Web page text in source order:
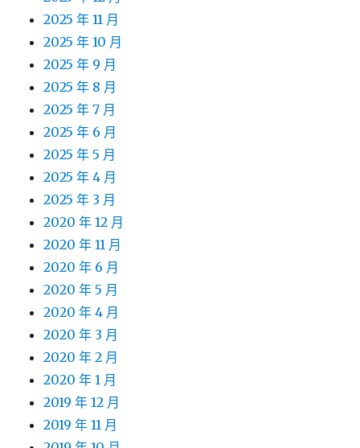
2025 年 11 月
2025 年 10 月
2025 年 9 月
2025 年 8 月
2025 年 7 月
2025 年 6 月
2025 年 5 月
2025 年 4 月
2025 年 3 月
2020 年 12 月
2020 年 11 月
2020 年 6 月
2020 年 5 月
2020 年 4 月
2020 年 3 月
2020 年 2 月
2020 年 1 月
2019 年 12 月
2019 年 11 月